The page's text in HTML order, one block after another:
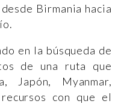
Birmania hacia
en la búsqueda de
de una ruta que
Japón, Myanmar,
con que el